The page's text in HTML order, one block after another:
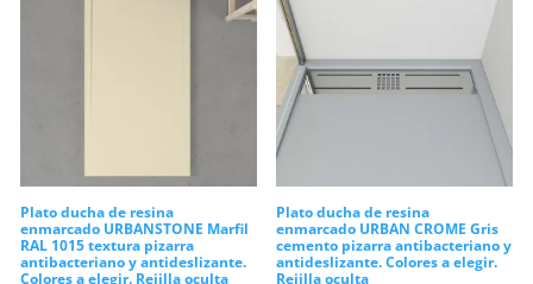
forma excelente con mamparas
modernas y todo tipo de griferías
empotradas. Así pues, lograrás configurar
una estancia diáfana, ordenada y
plenamente eficiente, concebida de
manera específica para brindar un
bienestar inigualable en la rutina de
Plato ducha de resina
enmarcado URBANSTONE Marfil
RAL 1015 textura pizarra
antibacteriano y antideslizante.
Colores a elegir. Rejilla oculta
Plato ducha de resina
enmarcado URBAN CROME Gris
cemento pizarra antibacteriano y
antideslizante. Colores a elegir.
Rejilla oculta